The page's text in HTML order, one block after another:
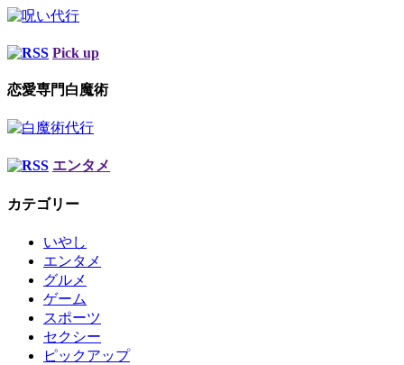
Pick up
恋愛専門白魔術
エンタメ
カテゴリー
いやし
エンタメ
グルメ
ゲーム
スポーツ
セクシー
ピックアップ